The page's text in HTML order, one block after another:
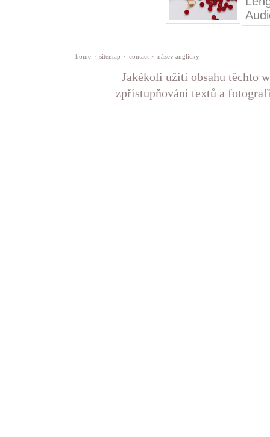
home · sitemap · contact · název anglicky
Jakékoli užití obsahu těchto
zpřístupňování textů a